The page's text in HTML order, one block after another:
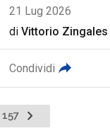
21 Lug 2026
diVittorio Zingales
Condividi